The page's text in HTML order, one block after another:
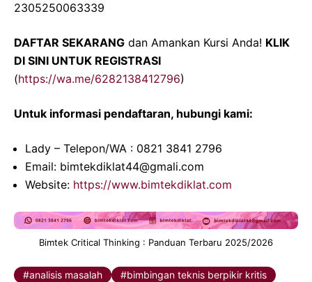
2305250063339
DAFTAR SEKARANG dan Amankan Kursi Anda! KLIK
DI SINI UNTUK REGISTRASI
(https://wa.me/6282138412796)
Untuk informasi pendaftaran, hubungi kami:
Lady – Telepon/WA : 0821 3841 2796
Email: bimtekdiklat44@gmali.com
Website: https://www.bimtekdiklat.com
Bimtek Critical Thinking : Panduan Terbaru 2025/2026
analisis masalah
bimbingan teknis berpikir kritis